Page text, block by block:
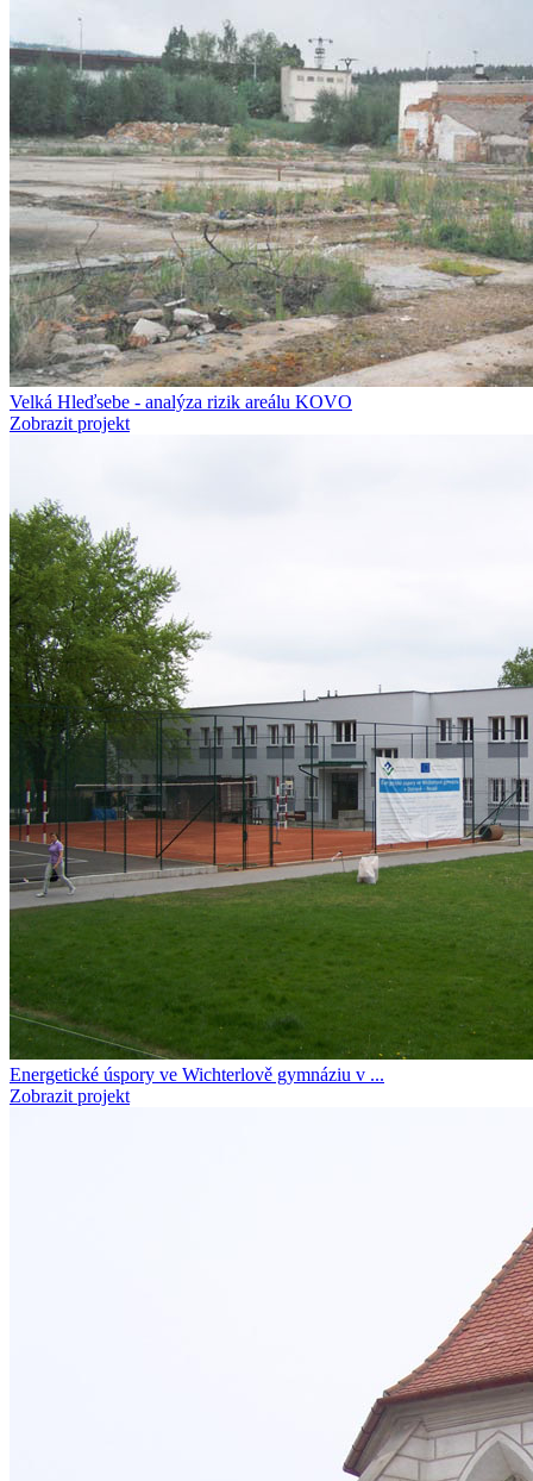
Velká Hleďsebe - analýza rizik areálu KOVO
Zobrazit projekt
Energetické úspory ve Wichterlově gymnáziu v ...
Zobrazit projekt